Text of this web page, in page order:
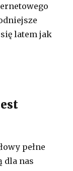
latem jak
pełne
dla nas